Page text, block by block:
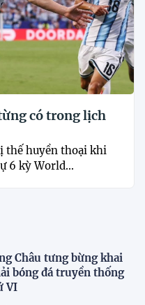
có trong lịch
thế huyền thoại khi
6 kỳ World...
Châu tưng bừng khai
bóng đá truyền thống
VI